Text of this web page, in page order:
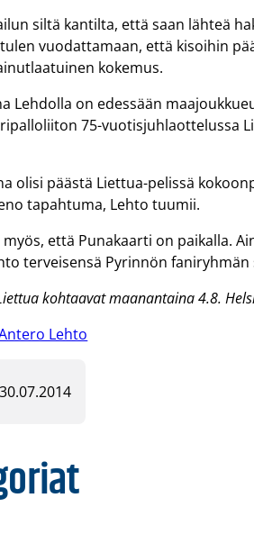
siltä kantilta, että saan lähteä
vuodattamaan, että kisoihin
kokemus.
Lehdolla on edessään
75-vuotisjuhlaottelussa
olisi päästä Liettua-pelissä
tapahtuma, Lehto tuumii.
että Punakaarti on paikalla.
terveisensä Pyrinnön faniryhmän
kohtaavat maanantaina 4.8.
Lehto
30.07.2014